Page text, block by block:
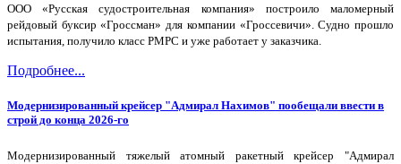
ООО «Русская судостроительная компания» построило маломерный
рейдовый буксир «Гроссман» для компании «Гроссевичи». Судно прошло
испытания, получило класс РМРС и уже работает у заказчика.
Подробнее...
Модернизированный крейсер "Адмирал Нахимов" пообещали ввести в
строй до конца 2026-го
Модернизированный тяжелый атомный ракетный крейсер "Адмирал